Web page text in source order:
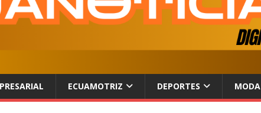
ECUAMOTRIZ DEPORTES MODA